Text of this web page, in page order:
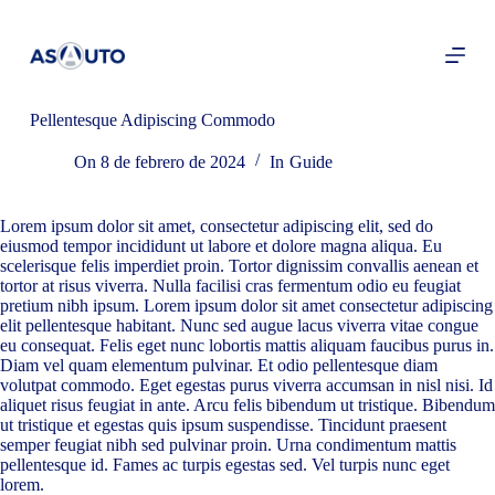
n
t
e
n
i
d
o
Pellentesque Adipiscing Commodo
On 8 de febrero de 2024 In Guide
Lorem ipsum dolor sit amet, consectetur adipiscing elit, sed do
eiusmod tempor incididunt ut labore et dolore magna aliqua. Eu
scelerisque felis imperdiet proin. Tortor dignissim convallis aenean et
tortor at risus viverra. Nulla facilisi cras fermentum odio eu feugiat
pretium nibh ipsum. Lorem ipsum dolor sit amet consectetur adipiscing
elit pellentesque habitant. Nunc sed augue lacus viverra vitae congue
eu consequat. Felis eget nunc lobortis mattis aliquam faucibus purus in.
Diam vel quam elementum pulvinar. Et odio pellentesque diam
volutpat commodo. Eget egestas purus viverra accumsan in nisl nisi. Id
aliquet risus feugiat in ante. Arcu felis bibendum ut tristique. Bibendum
ut tristique et egestas quis ipsum suspendisse. Tincidunt praesent
semper feugiat nibh sed pulvinar proin. Urna condimentum mattis
pellentesque id. Fames ac turpis egestas sed. Vel turpis nunc eget
lorem.